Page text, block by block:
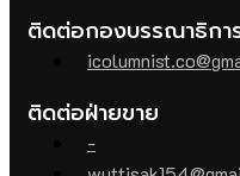
ติดต่อกองบรรณาธิกา
ติดต่อฝ่ายขาย
-